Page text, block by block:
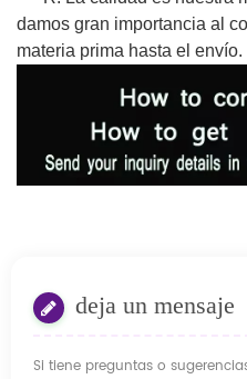
damos gran importancia al
materia prima hasta el envío.
deja un mensaje
Si tiene preguntas o